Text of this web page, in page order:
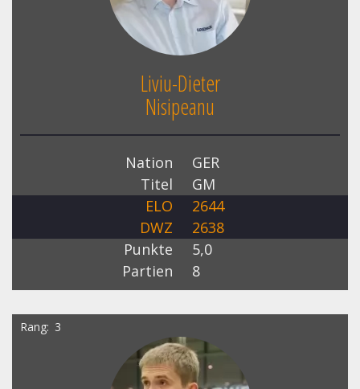
Liviu-Dieter
Nisipeanu
Nation
GER
Titel
GM
ELO
2644
DWZ
2638
Punkte
5,0
Partien
8
Rang 3